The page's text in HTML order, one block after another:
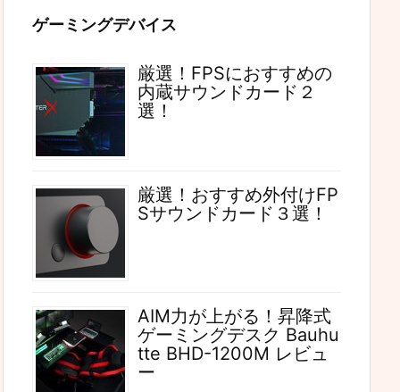
ゲーミングデバイス
厳選！FPSにおすすめの
内蔵サウンドカード２
選！
厳選！おすすめ外付けFP
Sサウンドカード３選！
AIM力が上がる！昇降式
ゲーミングデスク Bauhu
tte BHD-1200M レビュ
ー